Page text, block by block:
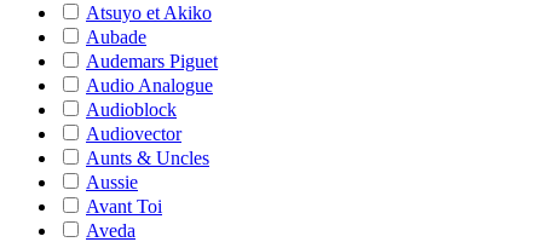
Atsuyo et Akiko
Aubade
Audemars Piguet
Audio Analogue
Audioblock
Audiovector
Aunts & Uncles
Aussie
Avant Toi
Aveda